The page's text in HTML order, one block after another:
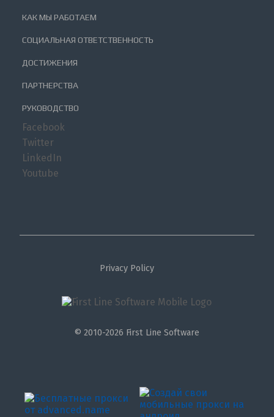
КАК МЫ РАБОТАЕМ
СОЦИАЛЬНАЯ ОТВЕТСТВЕННОСТЬ
ДОСТИЖЕНИЯ
ПАРТНЕРСТВА
РУКОВОДСТВО
Facebook
Twitter
LinkedIn
Youtube
Privacy Policy
© 2010-2026 First Line Software